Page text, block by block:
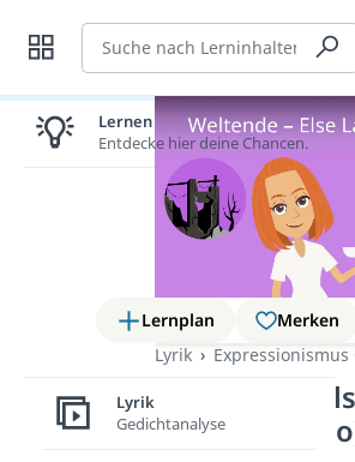
Suche
Lernplan Merken
Lyrik
Expressionismus
Weltende –
Schüler
Lernen lohnt sich!
Entdecke hier deine Chancen.
Lyrik
Gedichtanalyse